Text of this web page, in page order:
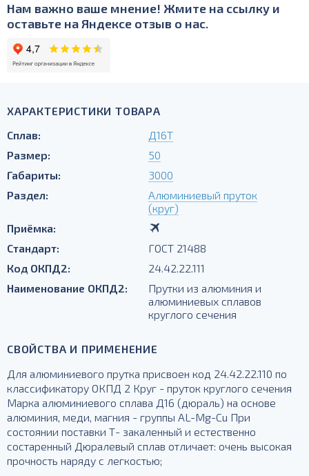
Нам важно ваше мнение! Жмите на ссылку и
оставьте на Яндексе отзыв о нас.
ХАРАКТЕРИСТИКИ ТОВАРА
Сплав:
Д16Т
Размер:
50
Габариты:
3000
Раздел:
Алюминиевый пруток
(круг)
Приёмка:
Стандарт:
ГОСТ 21488
Код ОКПД2:
24.42.22.111
Наименование ОКПД2:
Прутки из алюминия и
алюминиевых сплавов
круглого сечения
СВОЙСТВА И ПРИМЕНЕНИЕ
Для алюминиевого прутка присвоен код 24.42.22.110 по
классификатору ОКПД 2 Круг - пруток круглого сечения
Марка алюминиевого сплава Д16 (дюраль) на основе
алюминия, меди, магния - группы AL-Mg-Cu При
состоянии поставки Т- закаленный и естественно
состаренный Дюралевый сплав отличает: очень высокая
прочность наряду с легкостью;